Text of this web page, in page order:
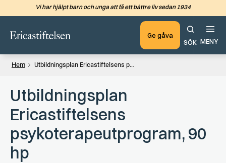
Hoppa till det huvudsakliga
Vi har hjälpt barn och unga att få ett bättre liv sedan 1934
Ge gåva
SÖK MENY
Hem Utbildningsplan Ericastiftelsens psykoterapeutprogram, 90 hp
Utbildningsplan
Ericastiftelsens
psykoterapeutprogram, 90
hp